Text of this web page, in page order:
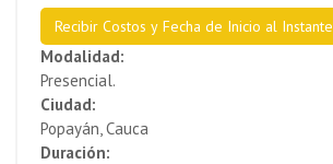
Recibir Costos y Fecha de Inicio al Instante
Modalidad:
Presencial.
Ciudad:
Popayán, Cauca
Duración: